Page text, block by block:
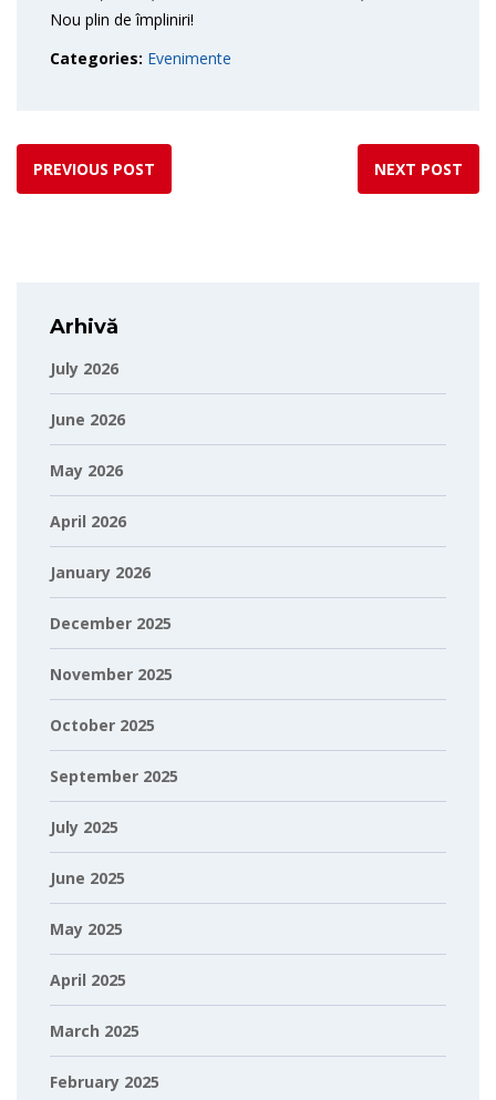
Nou plin de împliniri!
Categories: Evenimente
PREVIOUS POST NEXT POST
Arhivă
July 2026
June 2026
May 2026
April 2026
January 2026
December 2025
November 2025
October 2025
September 2025
July 2025
June 2025
May 2025
April 2025
March 2025
February 2025